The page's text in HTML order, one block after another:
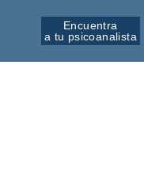
Encuentra
a tu psicoanalista